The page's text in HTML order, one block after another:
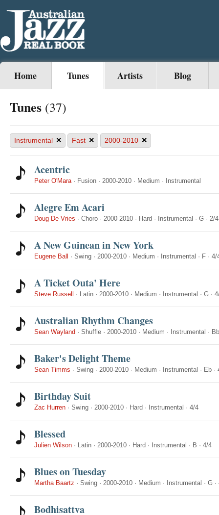
Home Tunes Artists Blog
Tunes (37)
Instrumental × Fast × 2000-2010 ×
Acentric
Peter O'Mara· Fusion · 2000-2010 · Medium · Instrumental
Alegre Em Acari
Doug De Vries · Choro · 2000-2010 · Hard · Instrumental · G · 2/4
A New Guinean in New York
Eugene Ball · Swing · 2000-2010 · Medium · Instrumental · F · 4/
A Ticket Outa' Here
Steve Russell · Latin · 2000-2010 · Medium · Instrumental · G ·
Australian Rhythm Changes
Sean Wayland · Shuffle · 2000-2010 · Medium · Instrumental · Bb
Baker's Delight Theme
Sean Timms · Swing · 2000-2010 · Medium · Instrumental · Eb ·
Birthday Suit
Zac Hurren · Swing · 2000-2010 · Hard · Instrumental · 4/4
Blessed
Julien Wilson · Latin · 2000-2010 · Hard · Instrumental · B · 4/4
Blues on Tuesday
Martha Baartz · Swing · 2000-2010 · Medium · Instrumental · G ·
Bodhisattva